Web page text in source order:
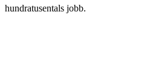
hundratusentals jobb.